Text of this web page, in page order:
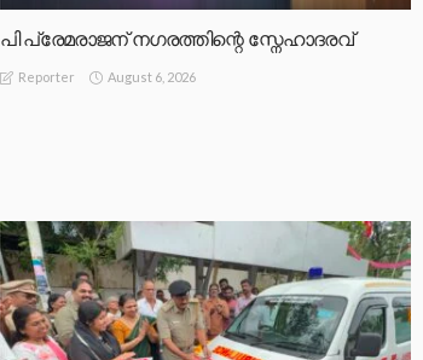
പി പ്രേമരാജന് നഗരത്തിന്റെ സ്നേഹാദരവ്
Reporter August 6, 2026